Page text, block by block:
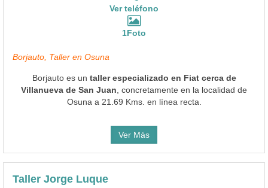
Ver teléfono
1Foto
Borjauto, Taller en Osuna
Borjauto es un taller especializado en Fiat cerca de
Villanueva de San Juan , concretamente en la localidad de
Osuna a 21.69 Kms. en línea recta.
Ver Más
Taller Jorge Luque